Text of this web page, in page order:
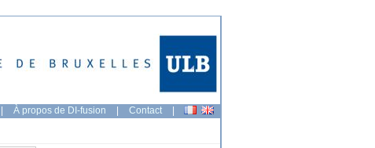
| À propos de DI-fusion | Contact |